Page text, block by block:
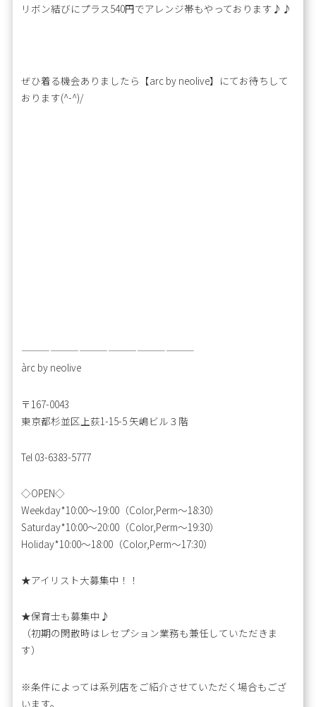
リボン結びにプラス540円でアレンジ帯もやっております♪♪
ぜひ着る機会ありましたら【arc by neolive】にてお待ちして
おります(^-^)/
——————————————————
àrc by neolive
〒167-0043
東京都杉並区上荻1-15-5 矢嶋ビル３階
Tel 03-6383-5777
◇OPEN◇
Weekday*10:00〜19:00（Color,Perm〜18:30）
Saturday*10:00〜20:00（Color,Perm〜19:30）
Holiday*10:00〜18:00（Color,Perm〜17:30）
★アイリスト大募集中！！
★保育士も募集中♪
（初期の閑散時はレセプション業務も兼任していただきま
す）
※条件によっては系列店をご紹介させていただく場合もござ
います。